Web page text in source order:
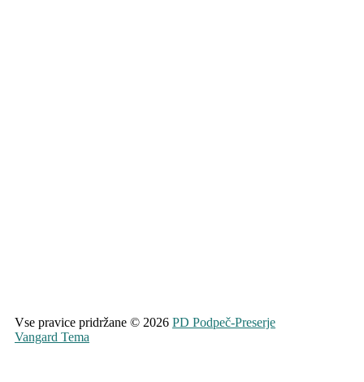
Vse pravice pridržane © 2026 PD Podpeč-Preserje
Vangard Tema